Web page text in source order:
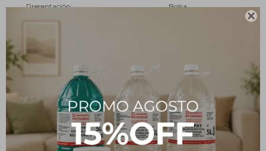

Presentación
Bolsa
Estado
Descripción
Modo de uso